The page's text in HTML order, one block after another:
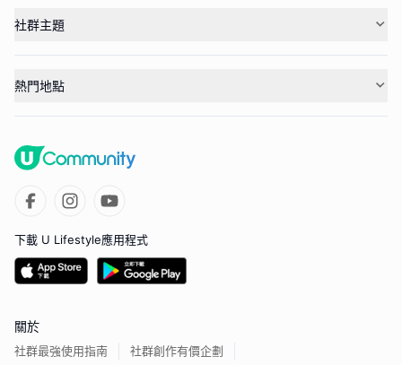
社群主題
熱門地點
下載 U Lifestyle應用程式
關於
社群最強使用指南 社群創作有價企劃